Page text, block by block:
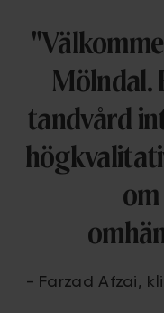
Mölndal.
tandvård
- Farzad Afzai,